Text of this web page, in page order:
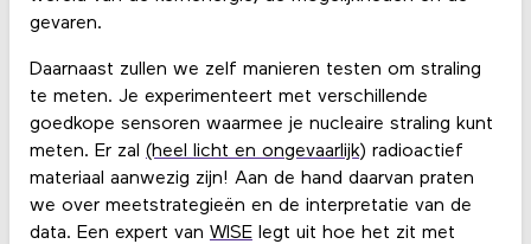
gevaren.
Daarnaast zullen we zelf manieren testen om straling
te meten. Je experimenteert met verschillende
goedkope sensoren waarmee je nucleaire straling kunt
meten. Er zal (heel licht en ongevaarlijk) radioactief
materiaal aanwezig zijn! Aan de hand daarvan praten
we over meetstrategieën en de interpretatie van de
data. Een expert van WISElegt uit hoe het zit met